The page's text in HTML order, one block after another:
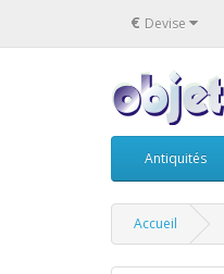
€ Devise
Antiquités
Accueil